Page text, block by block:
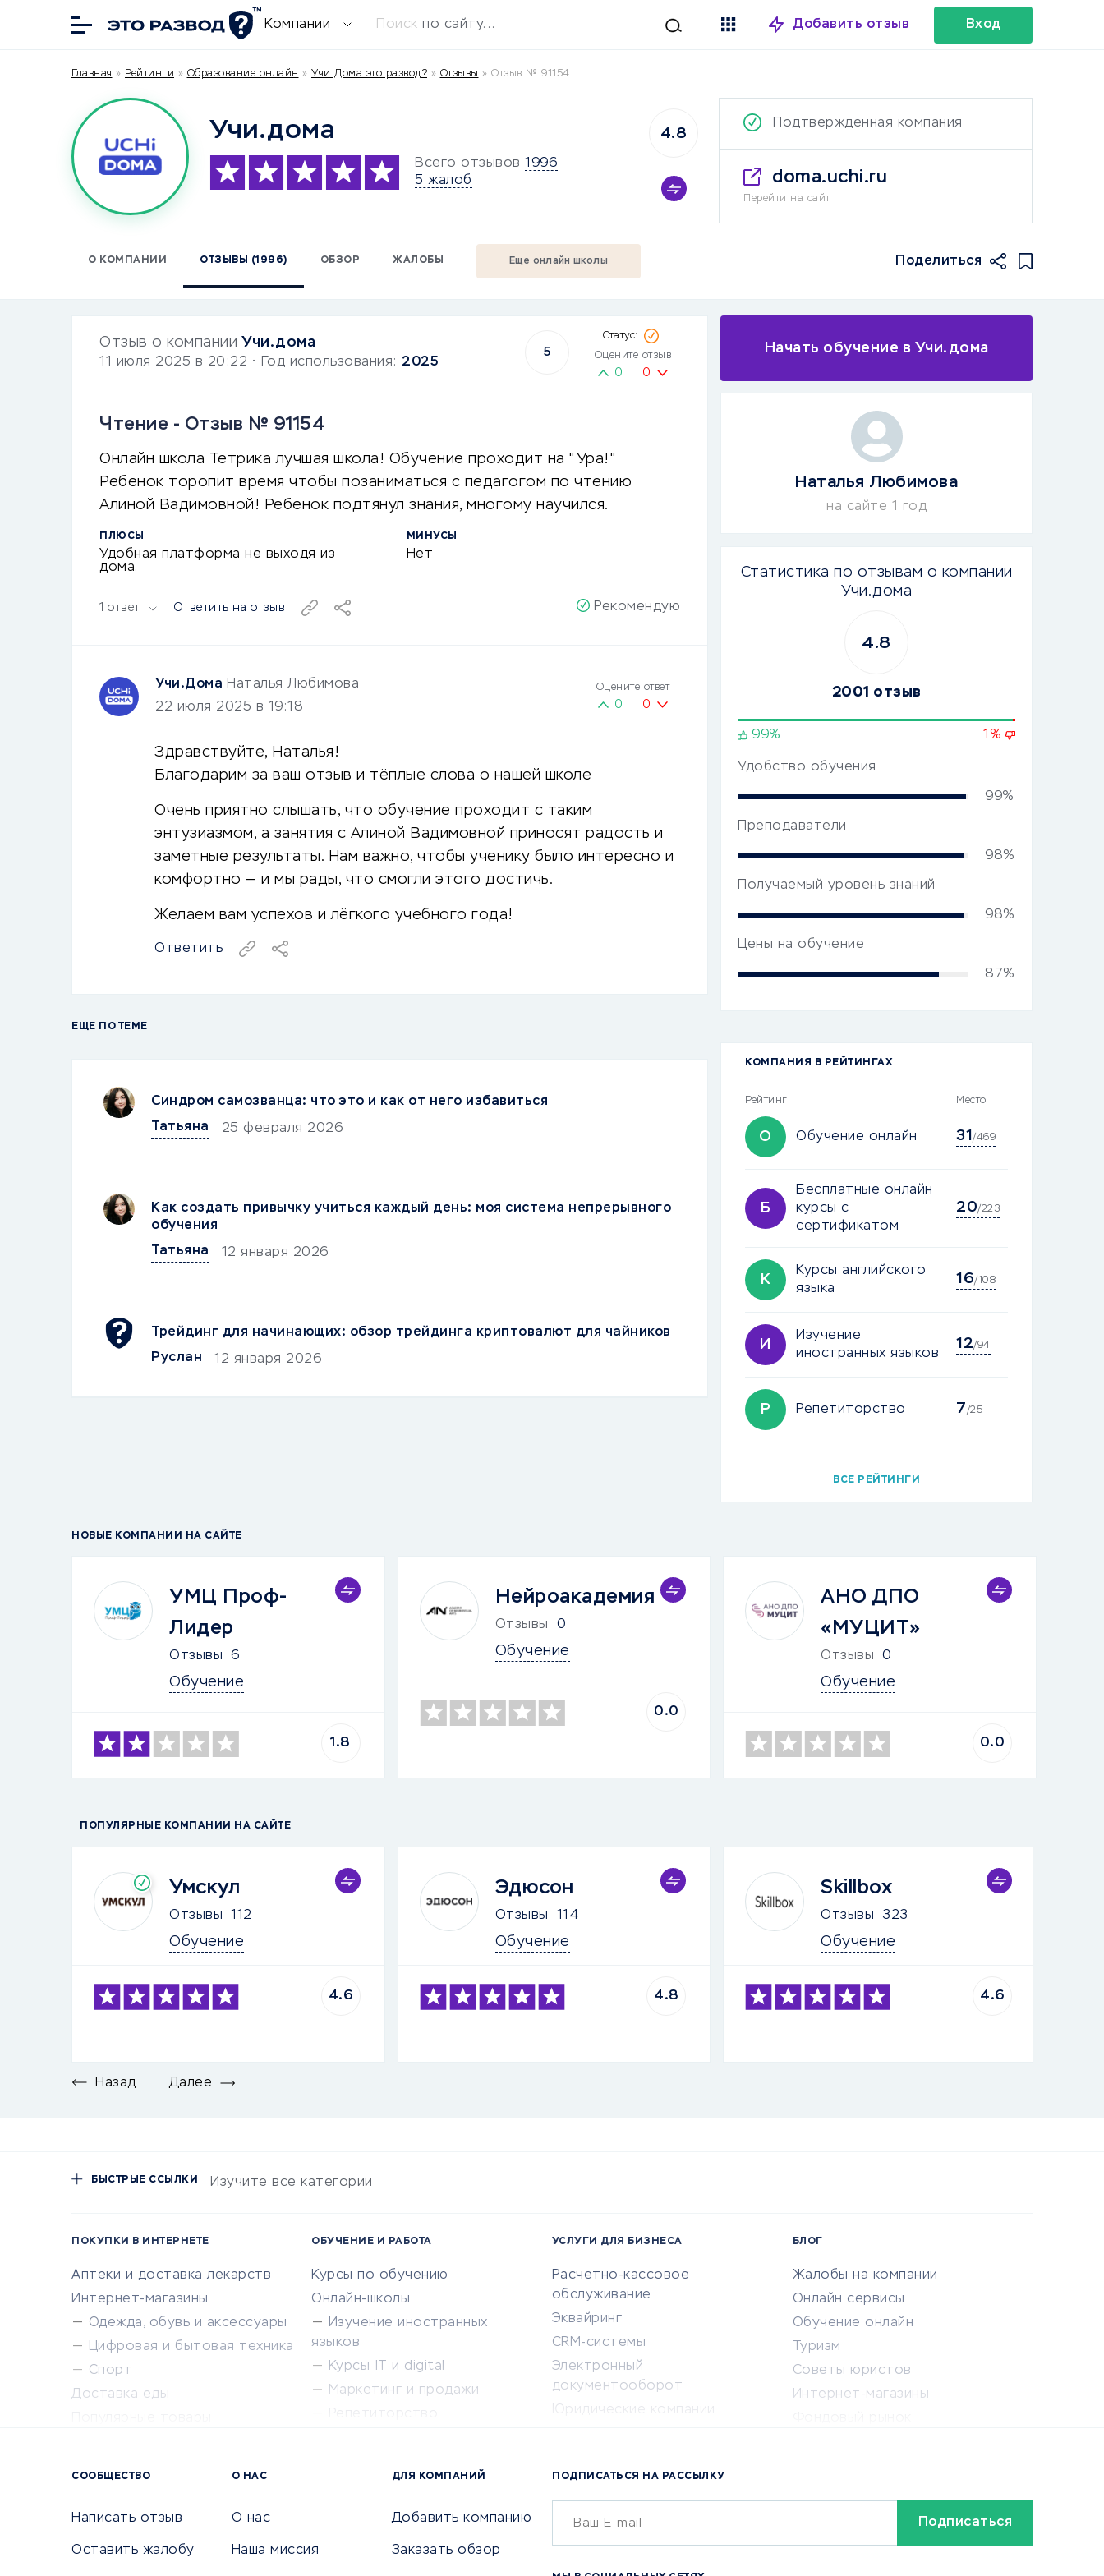
Компании Поиск по сайту... Добавить отзыв Вход
Главная » Рейтинги » Образование онлайн » Учи.Дома это развод? » Отзывы » Отзыв № 91154
Учи.дома
Всего отзывов 1996
5 жалоб
4.8
Подтвержденная компания
doma.uchi.ru
Перейти на сайт
О КОМПАНИИ ОТЗЫВЫ (1996) ОБЗОР ЖАЛОБЫ Еще онлайн школы Поделиться
Отзыв о компании Учи.дома
11 июля 2025 в 20:22 • Год использования: 2025
5 Оцените отзыв
0 0
Чтение - Отзыв № 91154
Онлайн школа Тетрика лучшая школа! Обучение проходит на "Ура!"
Ребенок торопит время чтобы позаниматься с педагогом по чтению
Алиной Вадимовной! Ребенок подтянул знания, многому научился.
ПЛЮСЫ
Удобная платформа не выходя из
дома.
МИНУСЫ
Нет
1 ответ Ответить на отзыв Рекомендую
Учи.Дома Наталья Любимова
22 июля 2025 в 19:18
Оцените ответ
0 0
Здравствуйте, Наталья!
Благодарим за ваш отзыв и тёплые слова о нашей школе
Очень приятно слышать, что обучение проходит с таким
энтузиазмом, а занятия с Алиной Вадимовной приносят радость и
заметные результаты. Нам важно, чтобы ученику было интересно и
комфортно — и мы рады, что смогли этого достичь.
Желаем вам успехов и лёгкого учебного года!
Ответить
ЕЩЕ ПО ТЕМЕ
Синдром самозванца: что это и как от него избавиться
Татьяна
25 февраля 2026
Как создать привычку учиться каждый день: моя система непрерывного
обучения
Татьяна
12 января 2026
Трейдинг для начинающих: обзор трейдинга криптовалют для чайников
Руслан
12 января 2026
Начать обучение в Учи.дома
Наталья Любимова
на сайте 1 год
Статистика по отзывам о компании
Учи.дома
4.8
2001 отзыв
99% 1%
Удобство обучения
99%
Преподаватели
98%
Получаемый уровень знаний
98%
Цены на обучение
87%
КОМПАНИЯ В РЕЙТИНГАХ
Рейтинг Место
О Обучение онлайн 31 /469
Б
Бесплатные онлайн
курсы с
сертификатом
20/223
К
Курсы английского
языка
16/108
И
Изучение
иностранных языков
12/94
Р Репетиторство 7/25
ВСЕ РЕЙТИНГИ
НОВЫЕ КОМПАНИИ НА САЙТЕ
УМЦ Проф-
Лидер
Отзывы 6
Обучение
1.8
Нейроакадемия
Отзывы 0
Обучение
0.0
АНО ДПО
«МУЦИТ»
Отзывы 0
Обучение
0.0
ПОПУЛЯРНЫЕ КОМПАНИИ НА САЙТЕ
Умскул
Отзывы 112
Обучение
4.6
Эдюсон
Отзывы 114
Обучение
4.8
Skillbox
Отзывы 323
Обучение
4.6
Назад Далее
БЫСТРЫЕ ССЫЛКИ Изучите все категории
ПОКУПКИ В ИНТЕРНЕТЕ
Аптеки и доставка лекарств
Интернет-магазины
Одежда, обувь и аксессуары
Цифровая и бытовая техника
Спорт
Доставка еды
ОБУЧЕНИЕ И РАБОТА
Курсы по обучению
Онлайн-школы
Изучение иностранных
языков
Курсы IT и digital
Маркетинг и продажи
Университеты
УСЛУГИ ДЛЯ БИЗНЕСА
Расчетно-кассовое
обслуживание
Эквайринг
CRM-системы
Электронный
документооборот
Юридические компании
Бухгалтерия онлайн
Онлайн-кассы
SERM
БЛОГ
Жалобы на компании
Онлайн сервисы
Обучение онлайн
Туризм
Советы юристов
Интернет-магазины
СООБЩЕСТВО
Написать отзыв
Оставить жалобу
О НАС
О нас
Наша миссия
ДЛЯ КОМПАНИЙ
Добавить компанию
Заказать обзор
ПОДПИСАТЬСЯ НА РАССЫЛКУ